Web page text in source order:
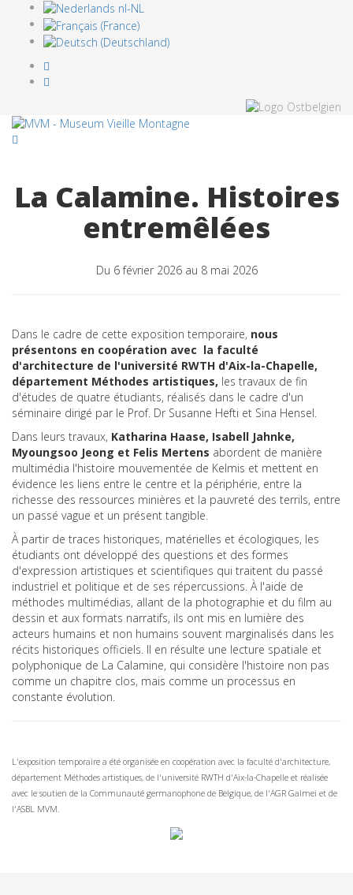
La Calamine. Histoires
entremêlées
Du 6 février 2026 au 8 mai 2026
Dans le cadre de cette exposition temporaire, nous
présentons en coopération avec la faculté
d'architecture de l'université RWTH d'Aix-la-Chapelle,
département Méthodes artistiques, les travaux de fin
d'études de quatre étudiants, réalisés dans le cadre d'un
séminaire dirigé par le Prof. Dr Susanne Hefti et Sina Hensel.
Dans leurs travaux, Katharina Haase, Isabell Jahnke,
Myoungsoo Jeong et Felis Mertens abordent de manière
multimédia l'histoire mouvementée de Kelmis et mettent en
évidence les liens entre le centre et la périphérie, entre la
richesse des ressources minières et la pauvreté des terrils, entre
un passé vague et un présent tangible.
À partir de traces historiques, matérielles et écologiques, les
étudiants ont développé des questions et des formes
d'expression artistiques et scientifiques qui traitent du passé
industriel et politique et de ses répercussions. À l'aide de
méthodes multimédias, allant de la photographie et du film au
dessin et aux formats narratifs, ils ont mis en lumière des
acteurs humains et non humains souvent marginalisés dans les
récits historiques officiels. Il en résulte une lecture spatiale et
polyphonique de La Calamine, qui considère l'histoire non pas
comme un chapitre clos, mais comme un processus en
constante évolution.
L'exposition temporaire a été organisée en coopération avec la faculté d'architecture,
département Méthodes artistiques, de l'université RWTH d'Aix-la-Chapelle et réalisée
avec le soutien de la Communauté germanophone de Belgique, de l'AGR Galmei et de
l'ASBL MVM.